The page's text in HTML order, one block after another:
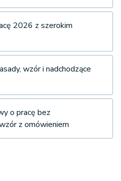
2026 z szerokim
wzór i nadchodzące
o pracę bez
z omówieniem